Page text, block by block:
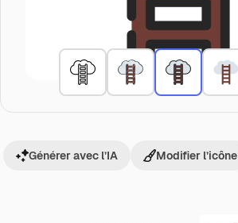
Générer avec l’IA Modifier l’icône